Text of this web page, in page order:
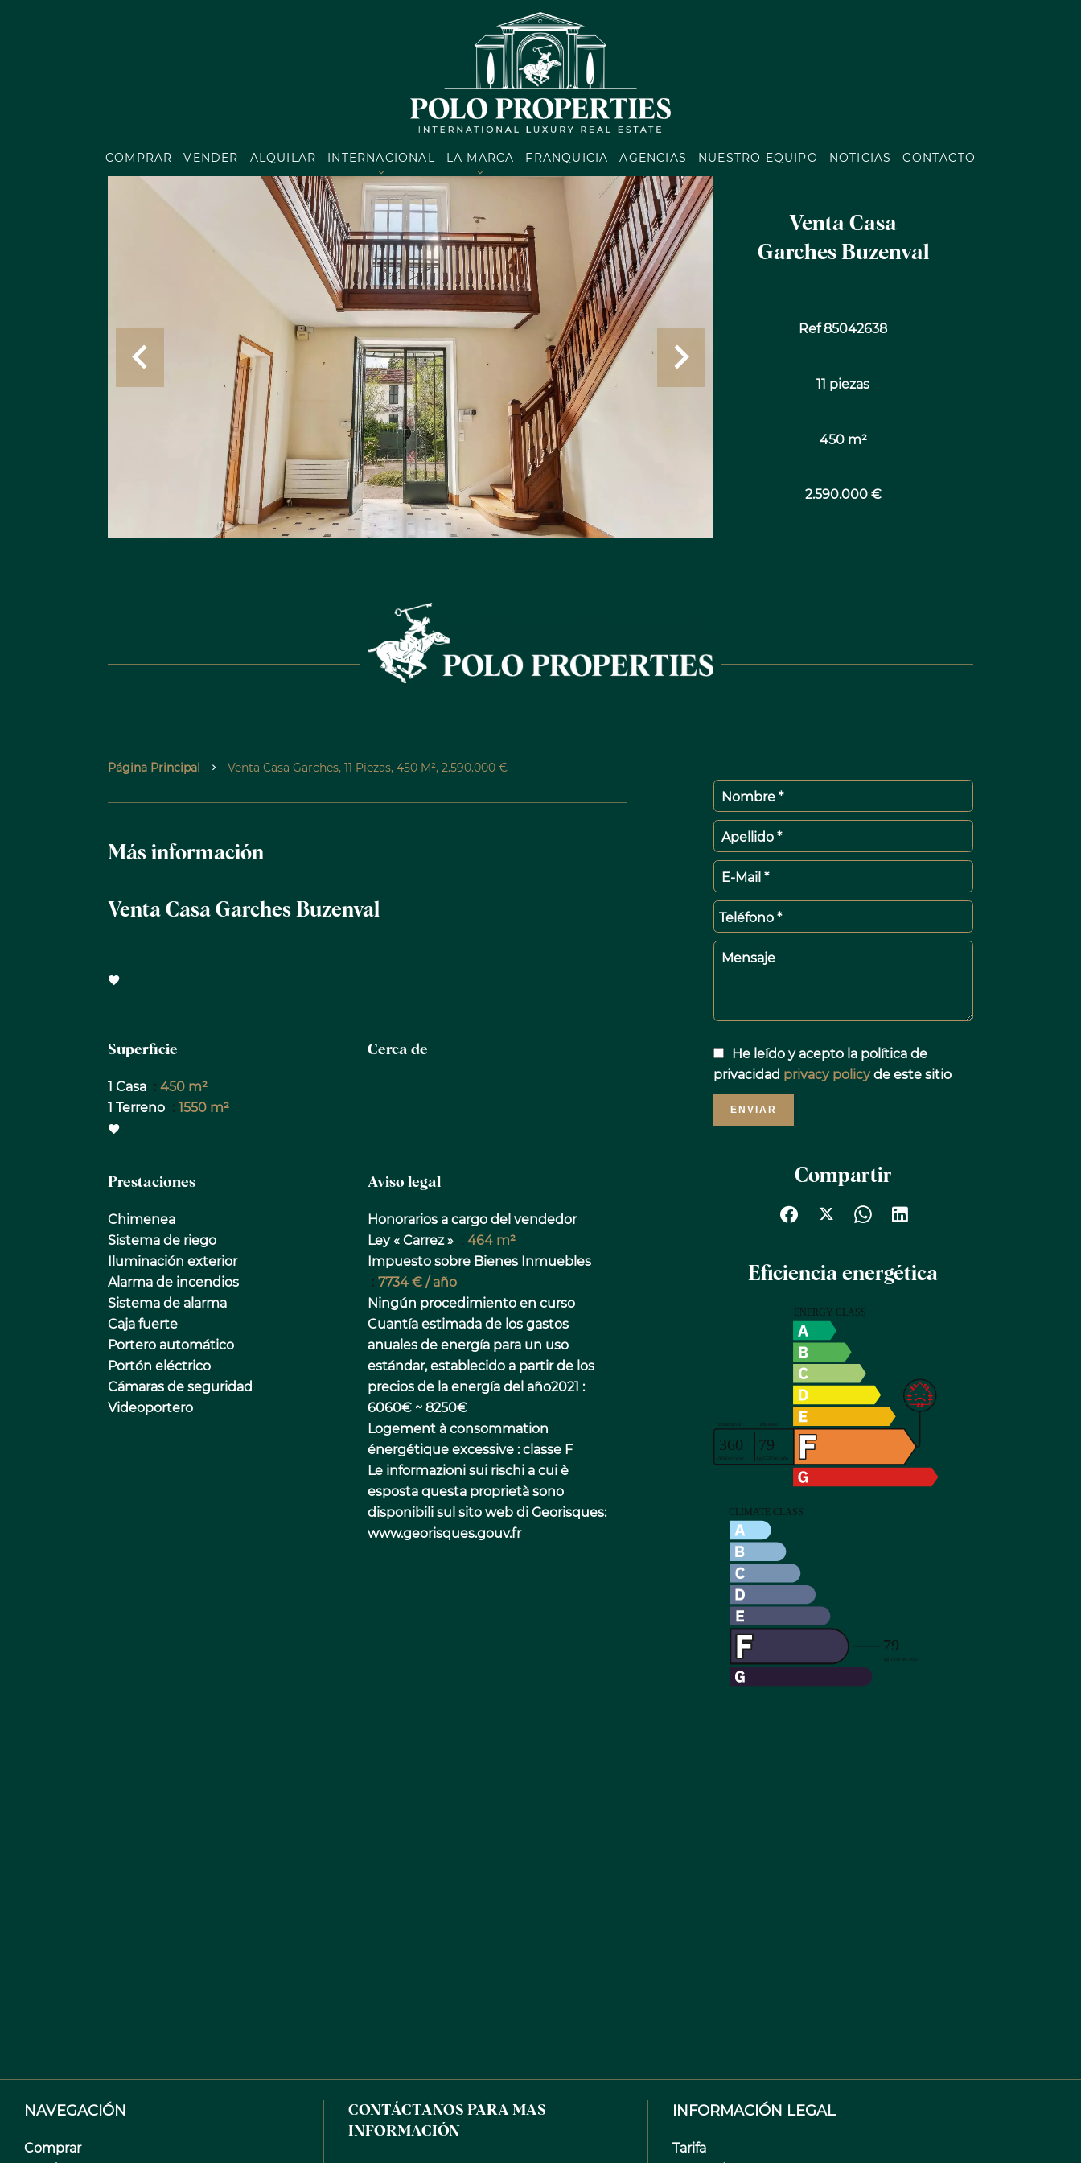
COMPRAR VENDER ALQUILAR INTERNACIONAL LA MARCA FRANQUICIA AGENCIAS NUESTRO EQUIPO NOTICIAS CONTACTO
Venta Casa
Garches Buzenval
Ref 85042638
11 piezas
450 m²
2.590.000 €
Página Principal Venta Casa Garches, 11 Piezas, 450 M², 2.590.000 €
Más información
Venta Casa Garches Buzenval
Superficie
1 Casa
450 m²
1 Terreno
1550 m²
Cerca de
Prestaciones
Chimenea
Sistema de riego
Iluminación exterior
Alarma de incendios
Sistema de alarma
Caja fuerte
Portero automático
Portón eléctrico
Cámaras de seguridad
Videoportero
Aviso legal
Honorarios a cargo del vendedor
Ley « Carrez »
464 m²
Impuesto sobre Bienes Inmuebles
7734 € / año
Ningún procedimiento en curso
Cuantía estimada de los gastos
anuales de energía para un uso
estándar, establecido a partir de los
precios de la energía del año2021 :
6060€ ~ 8250€
Logement à consommation
énergétique excessive : classe F
Le informazioni sui rischi a cui è
esposta questa proprietà sono
disponibili sul sito web di Georisques:
www.georisques.gouv.fr
Nombre *
Apellido *
E-Mail *
Teléfono *
Mensaje
He leído y acepto la política de
privacidad privacy policyde este sitio
ENVIAR
Compartir
Eficiencia energética
NAVEGACIÓN
Comprar
CONTÁCTANOS PARA MAS
INFORMACIÓN
INFORMACIÓN LEGAL
Tarifa